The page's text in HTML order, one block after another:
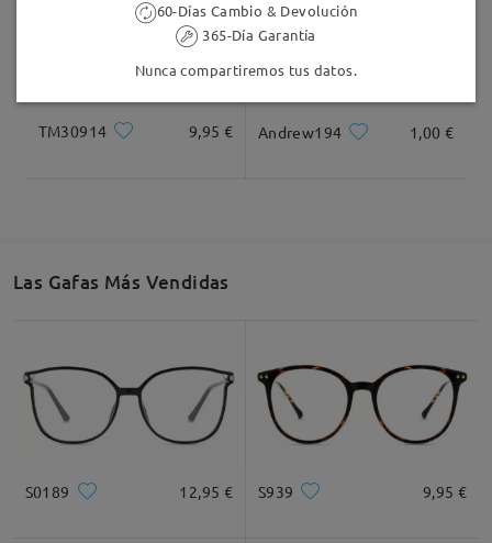
TM30914 9,95 € Andrew194 1,00 €
Las Gafas Más Vendidas
S0189 12,95 € S939 9,95 €
60-Días Cambio & Devolución
365-Día Garantía
Nunca compartiremos tus datos.